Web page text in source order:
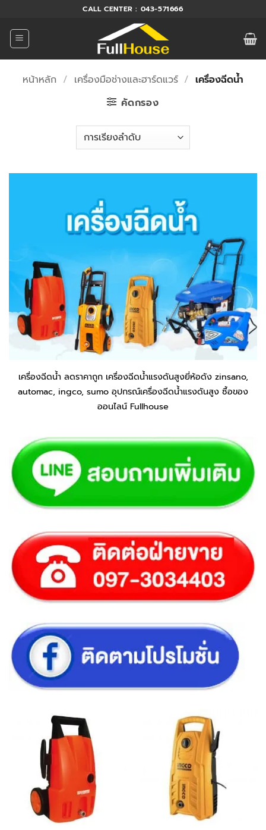
ยัง
เนื้อหา
CALL CENTER : 043-571666
หน้าหลัก / เครื่องมือช่างและฮาร์ดแวร์ / เครื่องฉีดน้ำ
คัดกรอง
เครื่องฉีดน้ำ ลดราคาถูก เครื่องฉีดน้ำแรงดันสูงยี่ห้อดัง zinsano,
automac, ingco, sumo อุปกรณ์เครื่องฉีดน้ำแรงดันสูง ซื้อของ
ออนไลน์ Fullhouse